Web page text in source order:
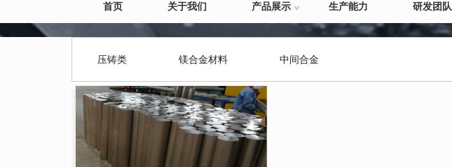
首页 关于我们 产品展示 生产能力 研发团队
压铸类 镁合金材料 中间合金